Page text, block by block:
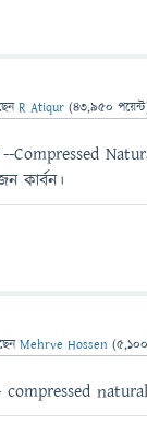
R Atiqur (43,950
কার্বন।
Mehrve Hossen (5,100
compressed